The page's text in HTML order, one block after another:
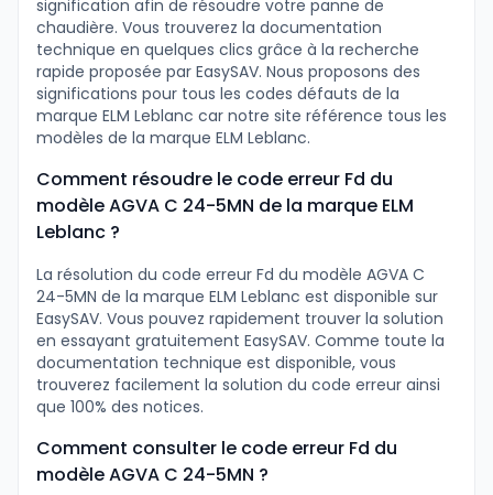
signification afin de résoudre votre panne de
chaudière. Vous trouverez la documentation
technique en quelques clics grâce à la recherche
rapide proposée par EasySAV. Nous proposons des
significations pour tous les codes défauts de la
marque ELM Leblanc car notre site référence tous les
modèles de la marque ELM Leblanc.
Comment résoudre le code erreur Fd du
modèle AGVA C 24-5MN de la marque ELM
Leblanc ?
La résolution du code erreur Fd du modèle AGVA C
24-5MN de la marque ELM Leblanc est disponible sur
EasySAV. Vous pouvez rapidement trouver la solution
en essayant gratuitement EasySAV. Comme toute la
documentation technique est disponible, vous
trouverez facilement la solution du code erreur ainsi
que 100% des notices.
Comment consulter le code erreur Fd du
modèle AGVA C 24-5MN ?